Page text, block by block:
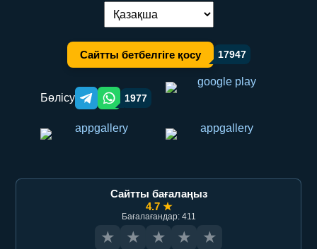
Тілді ауыстыру:
Сайтты бетбелгіге қосу 17947
Бөлісу Telegram orqali ulashish
WhatsApp orqali ulashish
1977
Сайтты бағалаңыз
4.7 ★
Бағалағандар: 411
★ ★ ★ ★ ★